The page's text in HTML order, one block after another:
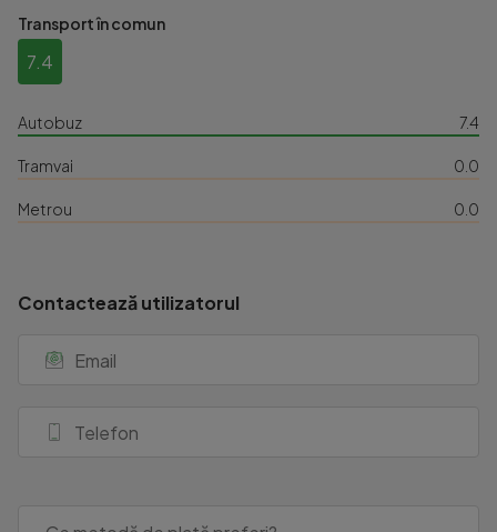
Transport în comun
7.4
Autobuz 7.4
Tramvai 0.0
Metrou 0.0
Contactează utilizatorul